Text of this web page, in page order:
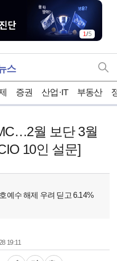
1/5
스
증권 산업·IT 부동산
월 보단 3월
10인 설문]
예수 해제 우려 딛고 6.14%
19:11